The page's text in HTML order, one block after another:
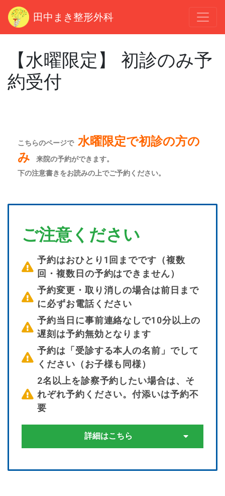
田中まき整形外科
【水曜限定】 初診のみ予
約受付
こちらのページで 水曜限定で初診の方の
み
来院の予約ができます。
下の注意書きをお読みの上でご予約ください。
ご注意ください
予約はおひとり1回までです（複数
回・複数日の予約はできません）
予約変更・取り消しの場合は前日まで
に必ずお電話ください
予約当日に事前連絡なしで10分以上の
遅刻は予約無効となります
予約は「受診する本人の名前」でして
ください（お子様も同様）
2名以上を診察予約したい場合は、そ
れぞれ予約ください。付添いは予約不
要
詳細はこちら